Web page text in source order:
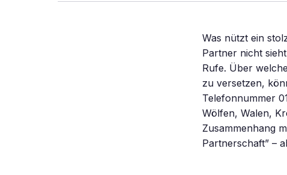
Was nützt ein
Partner nicht
Rufe. Über
zu versetzen,
Telefonnummer
Wölfen, Walen,
Zusammenhang
Partnerschaft” –